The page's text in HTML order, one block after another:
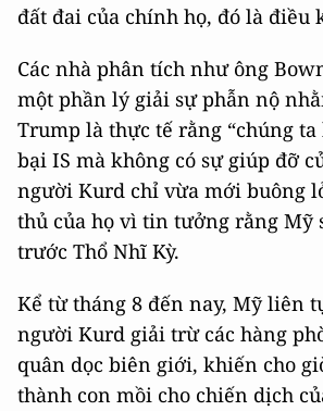
đất đai của chính họ, đó là điều
Các nhà phân tích như ông
một phần lý giải sự phẫn nộ
Trump là thực tế rằng “chúng
bại IS mà không có sự giúp đỡ
người Kurd chỉ vừa mới buông
thủ của họ vì tin tưởng rằng Mỹ
trước Thổ Nhĩ Kỳ.
Kể từ tháng 8 đến nay, Mỹ liên
người Kurd giải trừ các hàng
quân dọc biên giới, khiến cho
thành con mồi cho chiến dịch